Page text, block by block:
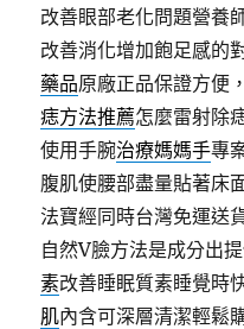
改善眼部老化問題營養
改善消化增加飽足感的
藥品原廠正品保證方便
痣方法推薦怎麼雷射除
使用手腕治療媽媽手專
腹肌使腰部盡量貼著床
法寶經同時台灣免運送
自然V臉方法是成分出
素改善睡眠質素睡覺時
肌內含可深層清潔輕鬆